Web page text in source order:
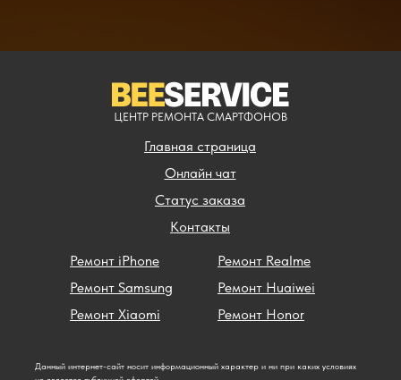
Главная страница
Контакты
Статус заказа
Ремонт iPhone
Ремонт Samsung
Ремонт Xiaomi
Ремонт Realme
Ремонт Huaiwei
Ремонт Honor
Данный интернет-сайт носит информационный характер и ни при каких условиях
Онлайн чат
ЦЕНТР РЕМОНТА СМАРТФОНОВ